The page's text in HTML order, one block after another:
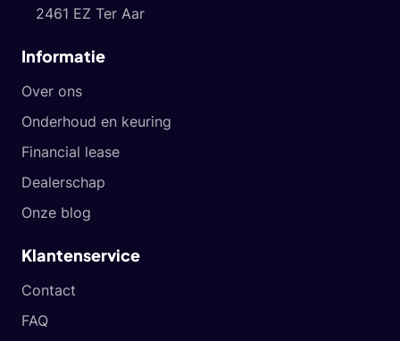
2461 EZ Ter Aar
Informatie
Over ons
Onderhoud en keuring
Financial lease
Dealerschap
Onze blog
Klantenservice
Contact
FAQ